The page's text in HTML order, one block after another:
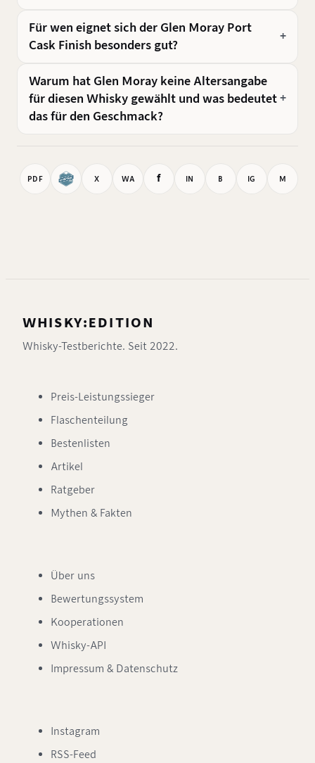
Für wen eignet sich der Glen Moray Port
Cask Finish besonders gut?
Warum hat Glen Moray keine Altersangabe
für diesen Whisky gewählt und was bedeutet
das für den Geschmack?
PDF X WA f IN B IG M
WHISKY:EDITION
Whisky-Testberichte. Seit 2022.
Preis-Leistungssieger
Flaschenteilung
Bestenlisten
Artikel
Ratgeber
Mythen & Fakten
Über uns
Bewertungssystem
Kooperationen
Whisky-API
Impressum & Datenschutz
Instagram
RSS-Feed